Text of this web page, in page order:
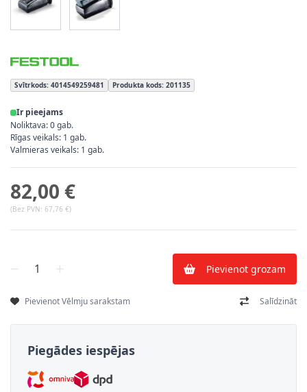
Svītrkods: 4014549259481 Produkta kods: 201135
Ir pieejams
Noliktava: 0 gab.
Rīgas veikals: 1 gab.
Valmieras veikals: 1 gab.
82,00 €
(Bez PVN: 67,76 €)
Skaits Pievienot grozam
Pievienot Vēlmju sarakstam Salīdzināt
Piegādes iespējas